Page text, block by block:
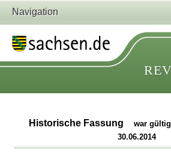
Navigation
Historische Fassung
war
30.06.2014